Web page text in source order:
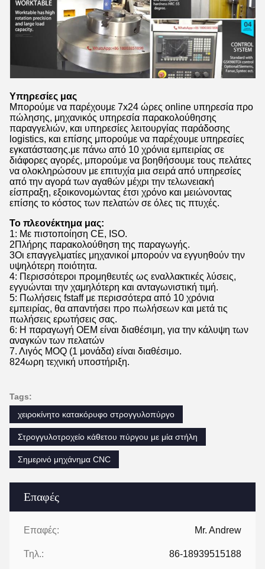
Επαφές
Επαφές: Mr. Andrew
Τηλ.: 86-18939515188
Υπηρεσίες μας
Μπορούμε να παρέχουμε 7x24 ώρες online υπηρεσία προ
πώλησης, μηχανικός υπηρεσία παρακολούθησης
παραγγελιών, και υπηρεσίες λειτουργίας παράδοσης
logistics, και επίσης μπορούμε να παρέχουμε υπηρεσίες
εγκατάστασης.με πάνω από 10 χρόνια εμπειρίας σε
διάφορες αγορές, μπορούμε να βοηθήσουμε τους πελάτες
να ολοκληρώσουν με επιτυχία μια σειρά από υπηρεσίες
από την αγορά των αγαθών μέχρι την τελωνειακή
είσπραξη, εξοικονομώντας έτσι χρόνο και μειώνοντας
επίσης το κόστος των πελατών σε όλες τις πτυχές.
Το πλεονέκτημα μας:
1: Με πιστοποίηση CE, ISO.
2Πλήρης παρακολούθηση της παραγωγής.
3Οι επαγγελματίες μηχανικοί μπορούν να εγγυηθούν την
υψηλότερη ποιότητα.
4: Περισσότεροι προμηθευτές ως εναλλακτικές λύσεις,
εγγυώνται την χαμηλότερη και ανταγωνιστική τιμή.
5: Πωλήσεις fstaff με περισσότερα από 10 χρόνια
εμπειρίας, θα απαντήσει προ πωλήσεων και μετά τις
πωλήσεις ερωτήσεις σας.
6: Η παραγωγή OEM είναι διαθέσιμη, για την κάλυψη των
αναγκών των πελατών
7. Λιγός MOQ (1 μονάδα) είναι διαθέσιμο.
824ωρη τεχνική υποστήριξη.
Tags:
χειροκίνητο κατακόρυφο στρογγυλοπύργο
Στρογγυλοτροχείο κάθετου πύργου με μία στήλη
Σημερινό μηχάνημα CNC